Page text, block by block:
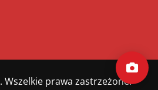
. Wszelkie prawa zastrzeżone.